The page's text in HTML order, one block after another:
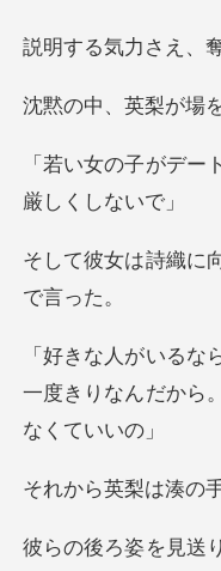
力さえ、
英梨が場
一度きりなんだから
の